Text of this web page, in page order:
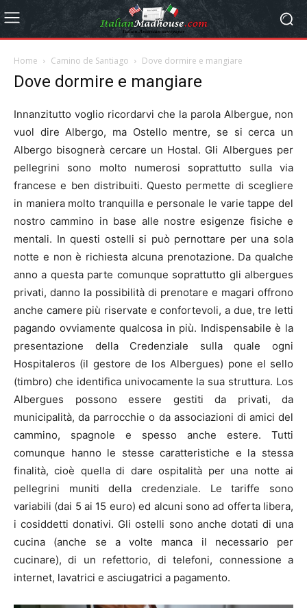
Home Camino de Santiago Dove dormire e mangiare
Dove dormire e mangiare
Innanzitutto voglio ricordarvi che la parola Albergue, non
vuol dire Albergo, ma Ostello mentre, se si cerca un
Albergo bisognerà cercare un Hostal. Gli Albergues per
pellegrini sono molto numerosi soprattutto sulla via
francese e ben distribuiti. Questo permette di scegliere
in maniera molto tranquilla e personale le varie tappe del
nostro cammino in base alle nostre esigenze fisiche e
mentali. In questi ostelli si può pernottare per una sola
notte e non è richiesta alcuna prenotazione. Da qualche
anno a questa parte comunque soprattutto gli albergues
privati, danno la possibilità di prenotare e magari offrono
anche camere più riservate e confortevoli, a due, tre letti
pagando ovviamente qualcosa in più. Indispensabile è la
presentazione della Credenziale sulla quale ogni
Hospitaleros (il gestore de los Albergues) pone el sello
(timbro) che identifica univocamente la sua struttura. Los
Albergues possono essere gestiti da privati, da
municipalità, da parrocchie o da associazioni di amici del
cammino, spagnole e spesso anche estere. Tutti
comunque hanno le stesse caratteristiche e la stessa
finalità, cioè quella di dare ospitalità per una notte ai
pellegrini muniti della credenziale. Le tariffe sono
variabili (dai 5 ai 15 euro) ed alcuni sono ad offerta libera,
i cosiddetti donativi. Gli ostelli sono anche dotati di una
cucina (anche se a volte manca il necessario per
cucinare), di un refettorio, di telefoni, connessione a
internet, lavatrici e asciugatrici a pagamento.